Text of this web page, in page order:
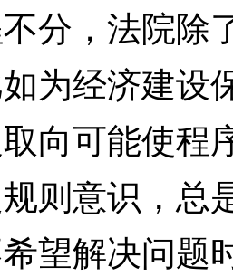
分，法院除
为经济建设
向可能使程
则意识，总
望解决问题